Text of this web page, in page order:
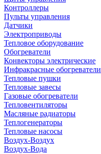
Контроллеры
Пульты управления
Датчики
Электроприводы
Тепловое оборудование
Обогреватели
Конвекторы электрические
Инфракрасные обогреватели
Тепловые пушки
Тепловые завесы
Газовые обогреватели
Тепловентиляторы
Масляные радиаторы
Теплогенераторы
Тепловые насосы
Воздух-Воздух
Воздух-Вода